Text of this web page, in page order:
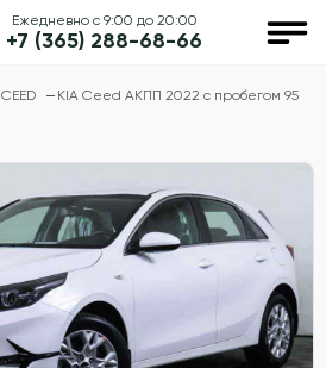
Ежедневно с 9:00 до 20:00
+7 (365) 288-68-66
CEED
KIA Ceed АКПП 2022 с пробегом 95